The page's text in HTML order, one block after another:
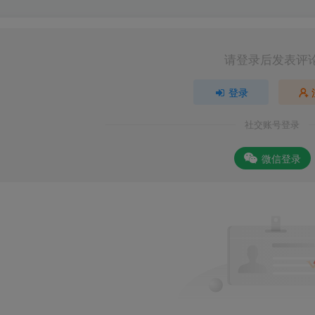
请登录后发表评
登录
社交账号登录
微信登录